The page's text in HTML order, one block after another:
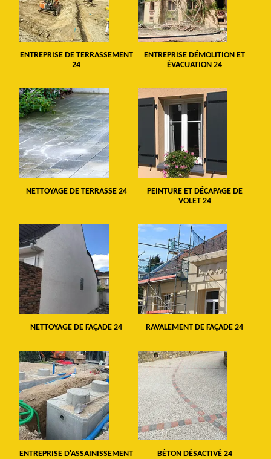
ENTREPRISE DE TERRASSEMENT
24
ENTREPRISE DÉMOLITION ET
ÉVACUATION 24
NETTOYAGE DE TERRASSE 24
PEINTURE ET DÉCAPAGE DE
VOLET 24
NETTOYAGE DE FAÇADE 24 RAVALEMENT DE FAÇADE 24
ENTREPRISE D'ASSAINISSEMENT BÉTON DÉSACTIVÉ 24